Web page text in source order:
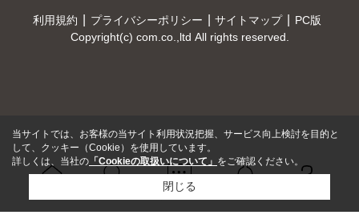
問い合せ
利用規約 プライバシーポリシー サイトマップ
PC版
Copyright(c) com.co.,ltd All rights reserved.
当サイトでは、お客様の当サイト利用状況把握、サービス向上検討を目的と
して、クッキー（Cookie）を使用しています。
詳しくは、当社の 「Cookieの取扱いについて」 をご確認ください。
閉じる